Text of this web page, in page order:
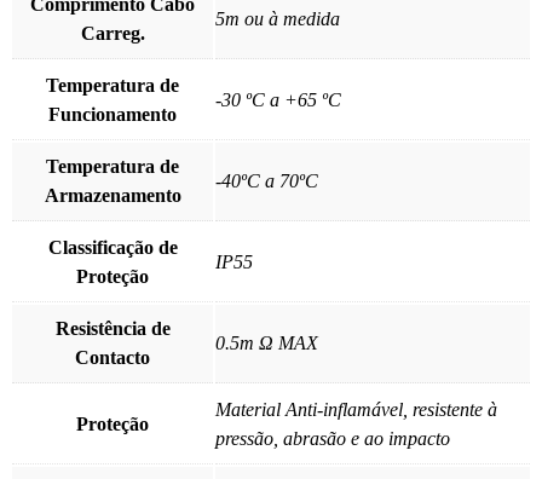
Comprimento Cabo
Carreg.
5m ou à medida
Temperatura de
Funcionamento
-30 ºC a +65 ºC
Temperatura de
Armazenamento
-40ºC a 70ºC
Classificação de
Proteção
IP55
Resistência de
Contacto
0.5m Ω MAX
Proteção
Material Anti-inflamável, resistente à
pressão, abrasão e ao impacto